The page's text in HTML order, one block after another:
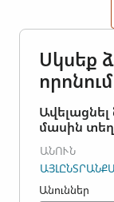
images held
Սկսեք
մասին
ԱՆՈՒՆ
Անուններ